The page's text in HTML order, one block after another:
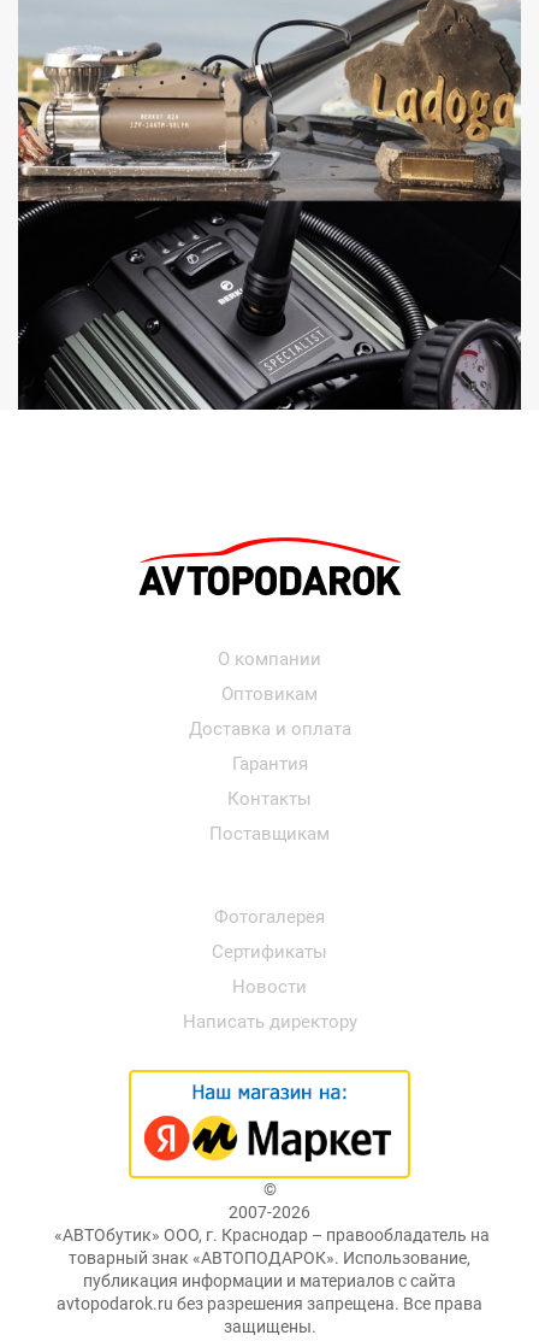
О компании
Оптовикам
Доставка и оплата
Гарантия
Контакты
Поставщикам
Фотогалерея
Сертификаты
Новости
Написать директору
©
2007-2026
«АВТОбутик» ООО, г. Краснодар – правообладатель на
товарный знак «АВТОПОДАРОК». Использование,
публикация информации и материалов с сайта
avtopodarok.ru без разрешения запрещена. Все права
защищены.